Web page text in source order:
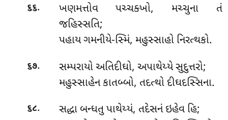
૬૬. ખણમત્તોવપચ્ચક્ખો, મચ્ચુના તં
જહિસ્સતિ;
પહાય ગમનીયે-સ્મિં, મહુસ્સાહો નિરત્થકો.
૬૭.
સમ્પરાયો અતિદીઘો, અપાથેય્યે સુદુત્તરો;
મહુસ્સાહેન કાતબ્બો, તદત્થો દીઘદસ્સિના.
૬૮. સદ્ધા બન્ધતુ પાથેય્યં, તદેસનં ઇહેવ હિ;